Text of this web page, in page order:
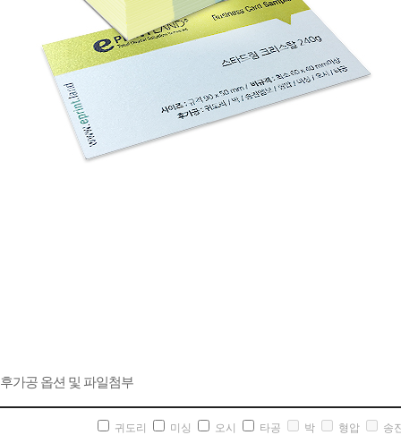
후가공 옵션 및 파일첨부
귀도리 미싱 오시 타공 박 형압
송